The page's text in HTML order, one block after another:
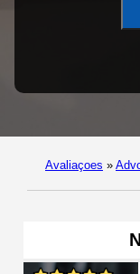
Avaliaçoes »